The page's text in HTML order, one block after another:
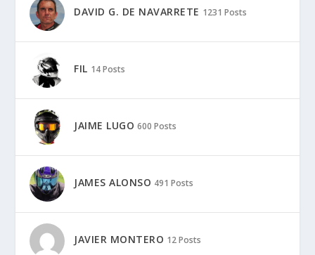
DAVID G. DE NAVARRETE 1231 Posts
FIL 14 Posts
JAIME LUGO 600 Posts
JAMES ALONSO 491 Posts
JAVIER MONTERO 12 Posts